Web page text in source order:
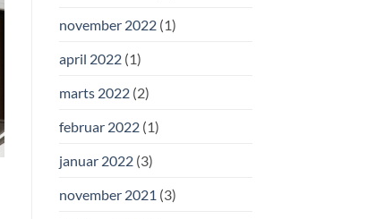
november 2022(1)
april 2022(1)
marts 2022(2)
februar 2022(1)
januar 2022(3)
november 2021 (3)